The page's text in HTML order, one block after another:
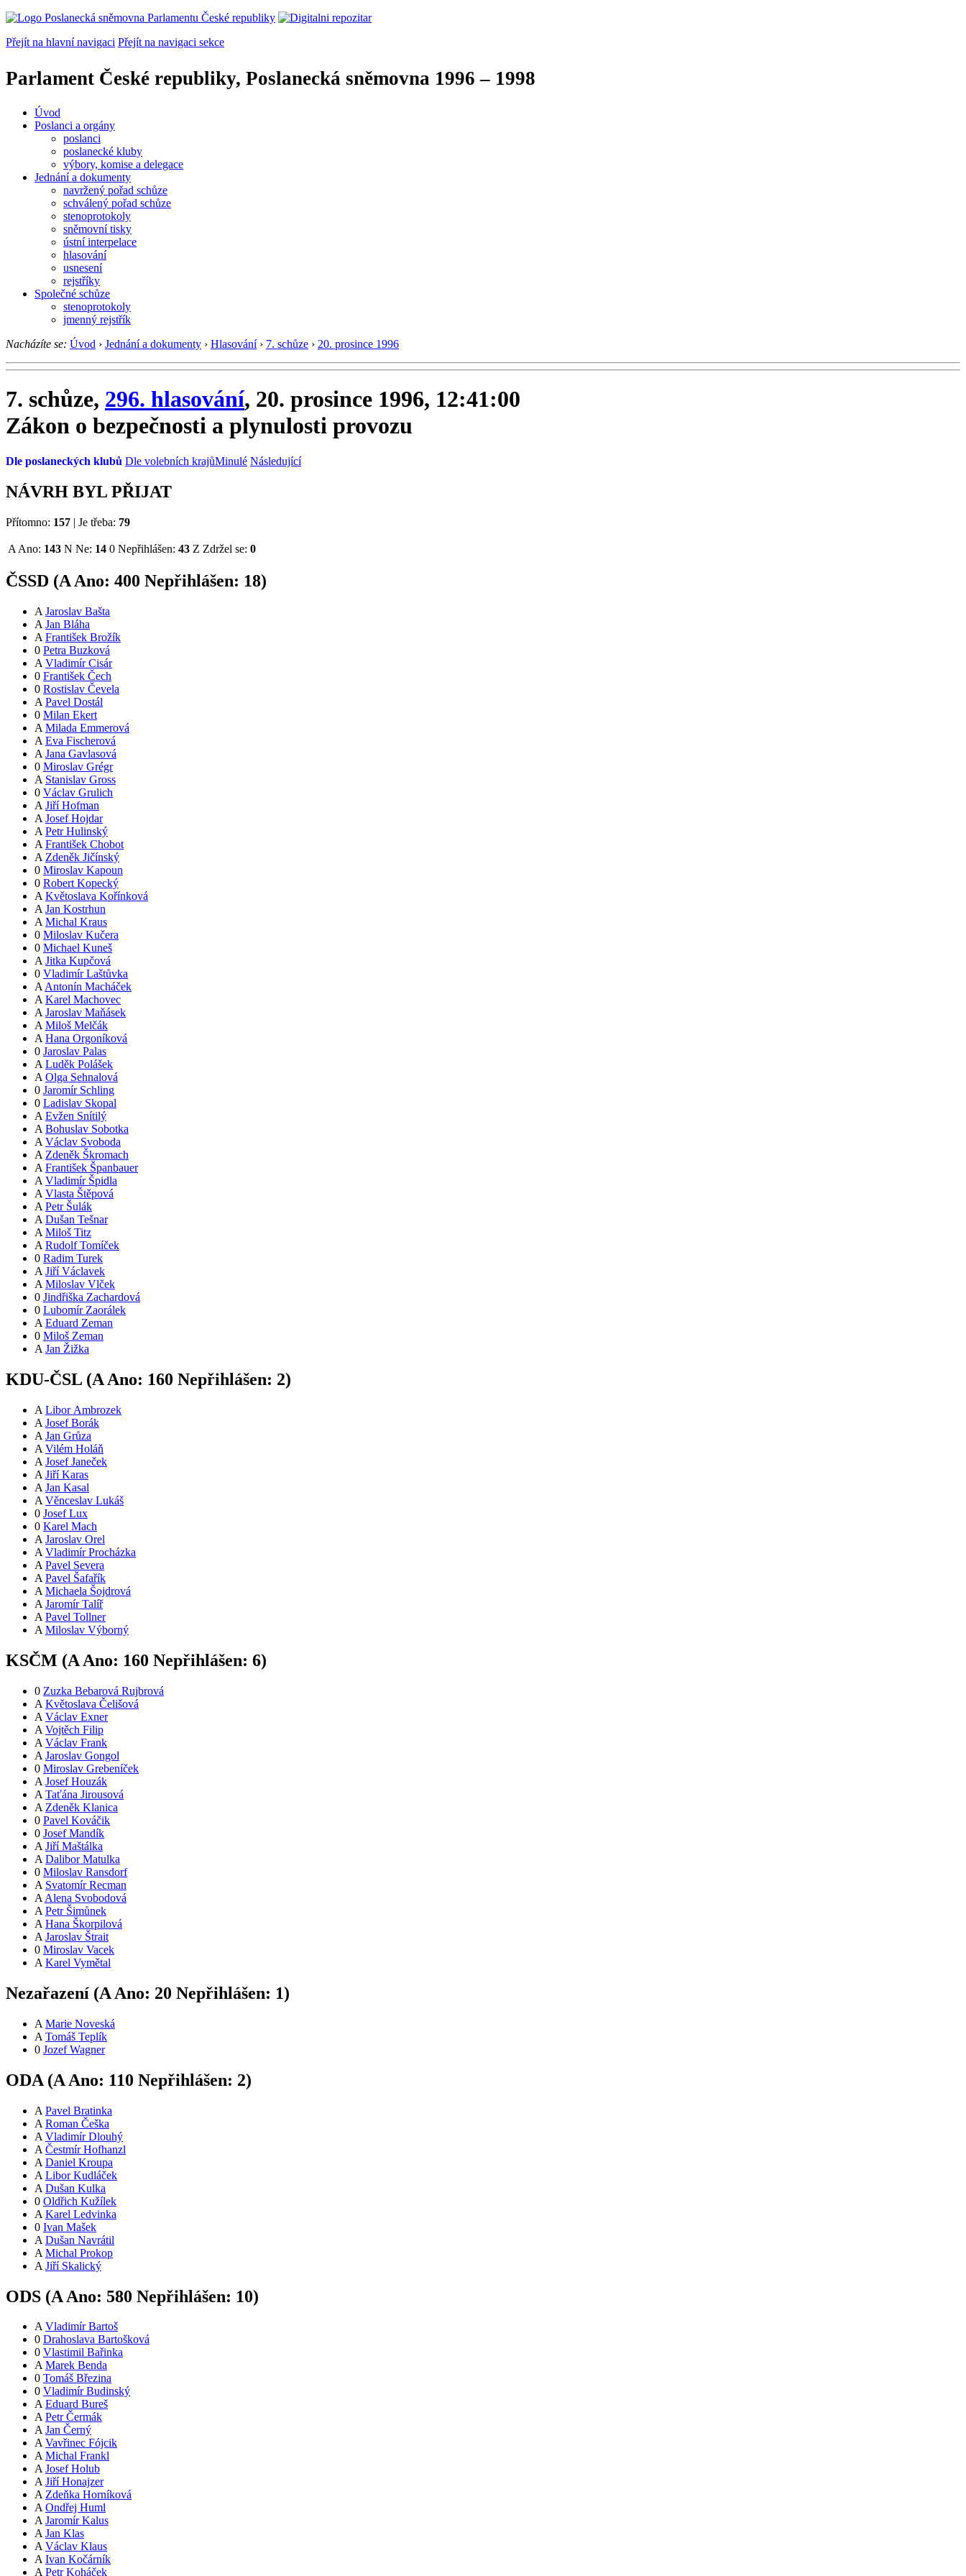
Přejít na hlavní navigaci Přejít na navigaci sekce
Parlament České republiky, Poslanecká sněmovna 1996 – 1998
Úvod
Poslanci a orgány
poslanci
poslanecké kluby
výbory, komise a delegace
Jednání a dokumenty
navržený pořad schůze
schválený pořad schůze
stenoprotokoly
sněmovní tisky
ústní interpelace
hlasování
usnesení
rejstříky
Společné schůze
stenoprotokoly
jmenný rejstřík
Nacházíte se: Úvod › Jednání a dokumenty › Hlasování › 7. schůze › 20. prosince 1996
7. schůze, 296. hlasování, 20. prosince 1996, 12:41:00
Zákon o bezpečnosti a plynulosti provozu
Dle poslaneckých klubů Dle volebních krajůMinulé Následující
NÁVRH BYL PŘIJAT
Přítomno: 157 | Je třeba: 79
A Ano: 143 N Ne: 14 0 Nepřihlášen: 43 Z Zdržel se: 0
ČSSD (AAno: 400 Nepřihlášen: 18)
A Jaroslav Bašta
A Jan Bláha
A František Brožík
0 Petra Buzková
A Vladimír Cisár
0 František Čech
0 Rostislav Čevela
A Pavel Dostál
0 Milan Ekert
A Milada Emmerová
A Eva Fischerová
A Jana Gavlasová
0 Miroslav Grégr
A Stanislav Gross
0 Václav Grulich
A Jiří Hofman
A Josef Hojdar
A Petr Hulinský
A František Chobot
A Zdeněk Jičínský
0 Miroslav Kapoun
0 Robert Kopecký
A Květoslava Kořínková
A Jan Kostrhun
A Michal Kraus
0 Miloslav Kučera
0 Michael Kuneš
A Jitka Kupčová
0 Vladimír Laštůvka
A Antonín Macháček
A Karel Machovec
A Jaroslav Maňásek
A Miloš Melčák
A Hana Orgoníková
0 Jaroslav Palas
A Luděk Polášek
A Olga Sehnalová
0 Jaromír Schling
0 Ladislav Skopal
A Evžen Snítilý
A Bohuslav Sobotka
A Václav Svoboda
A Zdeněk Škromach
A František Španbauer
A Vladimír Špidla
A Vlasta Štěpová
A Petr Šulák
A Dušan Tešnar
A Miloš Titz
A Rudolf Tomíček
0 Radim Turek
A Jiří Václavek
A Miloslav Vlček
0 Jindřiška Zachardová
0 Lubomír Zaorálek
A Eduard Zeman
0 Miloš Zeman
A Jan Žižka
KDU-ČSL (AAno: 160 Nepřihlášen: 2)
A Libor Ambrozek
A Josef Borák
A Jan Grůza
A Vilém Holáň
A Josef Janeček
A Jiří Karas
A Jan Kasal
A Věnceslav Lukáš
0 Josef Lux
0 Karel Mach
A Jaroslav Orel
A Vladimír Procházka
A Pavel Severa
A Pavel Šafařík
A Michaela Šojdrová
A Jaromír Talíř
A Pavel Tollner
A Miloslav Výborný
KSČM (A Ano: 160 Nepřihlášen: 6)
0 Zuzka Bebarová Rujbrová
A Květoslava Čelišová
A Václav Exner
A Vojtěch Filip
A Václav Frank
A Jaroslav Gongol
0 Miroslav Grebeníček
A Josef Houzák
A Taťána Jirousová
A Zdeněk Klanica
0 Pavel Kováčik
0 Josef Mandík
A Jiří Maštálka
A Dalibor Matulka
0 Miloslav Ransdorf
A Svatomír Recman
A Alena Svobodová
A Petr Šimůnek
A Hana Škorpilová
A Jaroslav Štrait
0 Miroslav Vacek
A Karel Vymětal
Nezařazení (A Ano: 20 Nepřihlášen: 1)
A Marie Noveská
A Tomáš Teplík
0 Jozef Wagner
ODA (A Ano: 110 Nepřihlášen: 2)
A Pavel Bratinka
A Roman Češka
A Vladimír Dlouhý
A Čestmír Hofhanzl
A Daniel Kroupa
A Libor Kudláček
A Dušan Kulka
0 Oldřich Kužílek
A Karel Ledvinka
0 Ivan Mašek
A Dušan Navrátil
A Michal Prokop
A Jiří Skalický
ODS (A Ano: 580 Nepřihlášen: 10)
A Vladimír Bartoš
0 Drahoslava Bartošková
0 Vlastimil Bařinka
A Marek Benda
0 Tomáš Březina
0 Vladimír Budinský
A Eduard Bureš
A Petr Čermák
A Jan Černý
A Vavřinec Fójcik
A Michal Frankl
A Josef Holub
A Jiří Honajzer
A Zdeňka Horníková
A Ondřej Huml
A Jaromír Kalus
A Jan Klas
A Václav Klaus
A Ivan Kočárník
A Petr Koháček